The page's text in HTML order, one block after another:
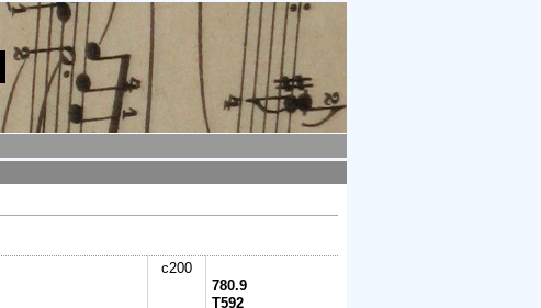
c200
780.9
T592